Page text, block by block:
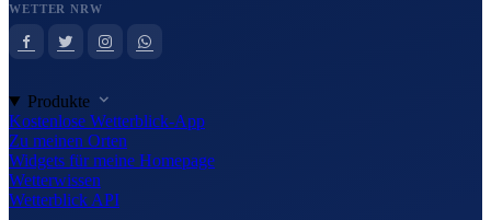
WETTER NRW
Produkte
Kostenlose Wetterblick-App
Zu meinen Orten
Widgets für meine Homepage
Wetterwissen
Wetterblick API